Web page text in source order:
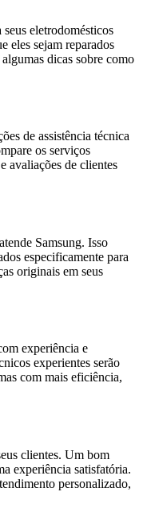
eletrodomésticos
eles sejam reparados
dicas sobre como
de assistência técnica
os serviços
avaliações de clientes
Samsung. Isso
especificamente para
originais em seus
experiência e
experientes serão
com mais eficiência,
clientes. Um bom
experiência satisfatória.
personalizado,